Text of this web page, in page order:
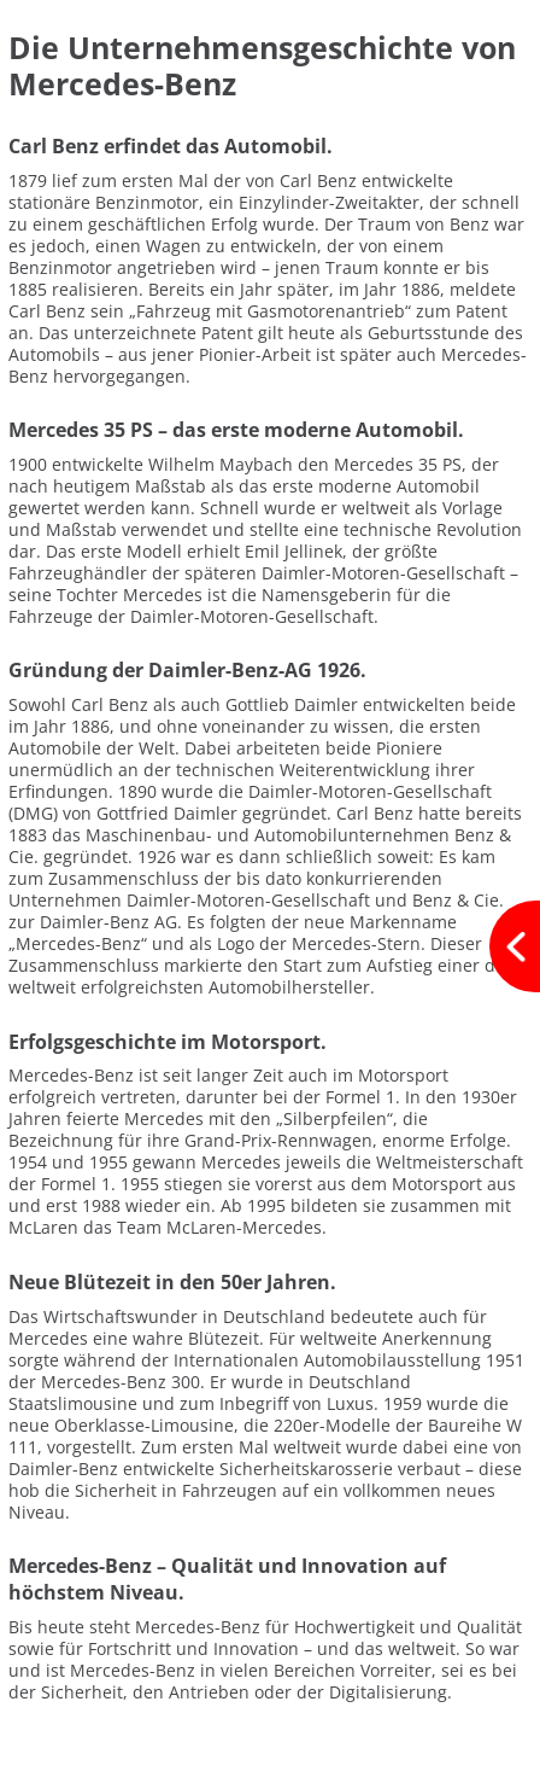
Die Unternehmensgeschichte von
Mercedes-Benz
Carl Benz erfindet das Automobil.
1879 lief zum ersten Mal der von Carl Benz entwickelte
stationäre Benzinmotor, ein Einzylinder-Zweitakter, der schnell
zu einem geschäftlichen Erfolg wurde. Der Traum von Benz war
es jedoch, einen Wagen zu entwickeln, der von einem
Benzinmotor angetrieben wird – jenen Traum konnte er bis
1885 realisieren. Bereits ein Jahr später, im Jahr 1886, meldete
Carl Benz sein „Fahrzeug mit Gasmotorenantrieb“ zum Patent
an. Das unterzeichnete Patent gilt heute als Geburtsstunde des
Automobils – aus jener Pionier-Arbeit ist später auch Mercedes-
Benz hervorgegangen.
Mercedes 35 PS – das erste moderne Automobil.
1900 entwickelte Wilhelm Maybach den Mercedes 35 PS, der
nach heutigem Maßstab als das erste moderne Automobil
gewertet werden kann. Schnell wurde er weltweit als Vorlage
und Maßstab verwendet und stellte eine technische Revolution
dar. Das erste Modell erhielt Emil Jellinek, der größte
Fahrzeughändler der späteren Daimler-Motoren-Gesellschaft –
seine Tochter Mercedes ist die Namensgeberin für die
Fahrzeuge der Daimler-Motoren-Gesellschaft.
Gründung der Daimler-Benz-AG 1926.
Sowohl Carl Benz als auch Gottlieb Daimler entwickelten beide
im Jahr 1886, und ohne voneinander zu wissen, die ersten
Automobile der Welt. Dabei arbeiteten beide Pioniere
unermüdlich an der technischen Weiterentwicklung ihrer
Erfindungen. 1890 wurde die Daimler-Motoren-Gesellschaft
(DMG) von Gottfried Daimler gegründet. Carl Benz hatte bereits
1883 das Maschinenbau- und Automobilunternehmen Benz &
Cie. gegründet. 1926 war es dann schließlich soweit: Es kam
zum Zusammenschluss der bis dato konkurrierenden
Unternehmen Daimler-Motoren-Gesellschaft und Benz & Cie.
zur Daimler-Benz AG. Es folgten der neue Markenname
„Mercedes-Benz“ und als Logo der Mercedes-Stern. Dieser
Zusammenschluss markierte den Start zum Aufstieg einer der
weltweit erfolgreichsten Automobilhersteller.
Erfolgsgeschichte im Motorsport.
Mercedes-Benz ist seit langer Zeit auch im Motorsport
erfolgreich vertreten, darunter bei der Formel 1. In den 1930er
Jahren feierte Mercedes mit den „Silberpfeilen“, die
Bezeichnung für ihre Grand-Prix-Rennwagen, enorme Erfolge.
1954 und 1955 gewann Mercedes jeweils die Weltmeisterschaft
der Formel 1. 1955 stiegen sie vorerst aus dem Motorsport aus
und erst 1988 wieder ein. Ab 1995 bildeten sie zusammen mit
McLaren das Team McLaren-Mercedes.
Neue Blütezeit in den 50er Jahren.
Das Wirtschaftswunder in Deutschland bedeutete auch für
Mercedes eine wahre Blütezeit. Für weltweite Anerkennung
sorgte während der Internationalen Automobilausstellung 1951
der Mercedes-Benz 300. Er wurde in Deutschland
Staatslimousine und zum Inbegriff von Luxus. 1959 wurde die
neue Oberklasse-Limousine, die 220er-Modelle der Baureihe W
111, vorgestellt. Zum ersten Mal weltweit wurde dabei eine von
Daimler-Benz entwickelte Sicherheitskarosserie verbaut – diese
hob die Sicherheit in Fahrzeugen auf ein vollkommen neues
Niveau.
Mercedes-Benz – Qualität und Innovation auf
höchstem Niveau.
Bis heute steht Mercedes-Benz für Hochwertigkeit und Qualität
sowie für Fortschritt und Innovation – und das weltweit. So war
und ist Mercedes-Benz in vielen Bereichen Vorreiter, sei es bei
der Sicherheit, den Antrieben oder der Digitalisierung.